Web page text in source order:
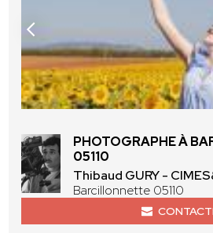
PHOTOGRAPHE À
05110
Thibaud GURY -
Barcillonnette 05110